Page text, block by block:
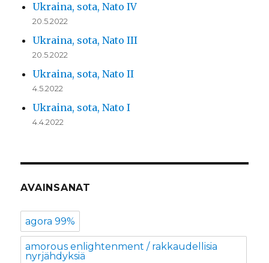
Ukraina, sota, Nato IV
20.5.2022
Ukraina, sota, Nato III
20.5.2022
Ukraina, sota, Nato II
4.5.2022
Ukraina, sota, Nato I
4.4.2022
AVAINSANAT
agora 99%
amorous enlightenment / rakkaudellisia
nyrjähdyksiä